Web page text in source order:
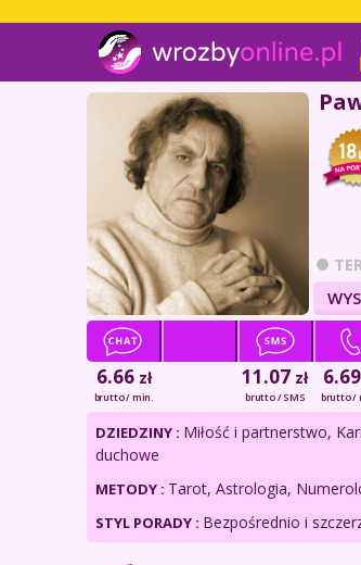
6.66 zł
brutto / min.
11.07 zł
brutto / SMS
6.69
brutto /
DZIEDZINY : Miłość i partnerstwo,
duchowe
METODY : Tarot, Astrologia,
STYL PORADY : Bezpośrednio i